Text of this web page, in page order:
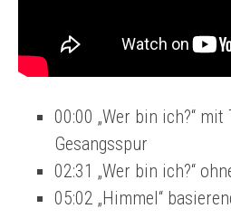
00:00 „Wer bin ich?“
Gesangsspur
02:31 „Wer bin ich?“
05:02 „Himmel“